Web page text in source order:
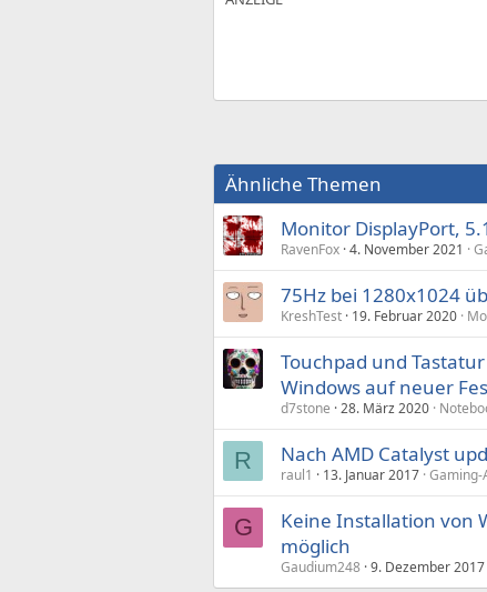
Ähnliche Themen
Monitor DisplayPort,
RavenFox 4. November 2021
75Hz bei 1280x1024
KreshTest 19. Februar 2020
Touchpad und
Windows auf neuer
d7stone 28. März 2020
R Nach AMD Catalyst
raul1 13. Januar 2017 Gaming-
G
Keine Installation von
möglich
Gaudium248 9. Dezember 2017